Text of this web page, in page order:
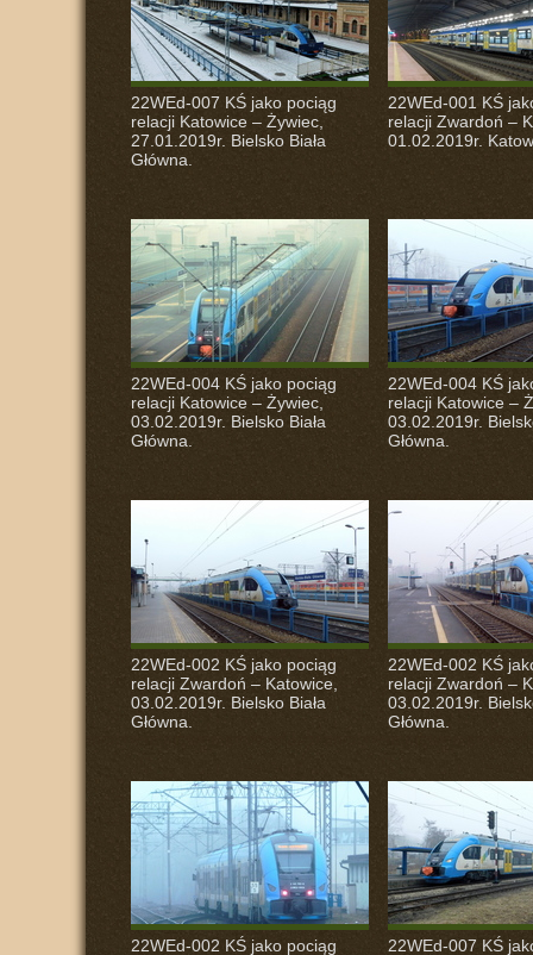
22WEd-007 KŚ jako pociąg
relacji Katowice – Żywiec,
27.01.2019r. Bielsko Biała
Główna.
22WEd-001 KŚ
relacji Zwardoń –
01.02.2019r.
22WEd-004 KŚ jako pociąg
relacji Katowice – Żywiec,
03.02.2019r. Bielsko Biała
Główna.
22WEd-004 KŚ
relacji Katowice –
03.02.2019r.
Główna.
22WEd-002 KŚ jako pociąg
relacji Zwardoń – Katowice,
03.02.2019r. Bielsko Biała
Główna.
22WEd-002 KŚ
relacji Zwardoń –
03.02.2019r.
Główna.
22WEd-002 KŚ jako pociąg 22WEd-007 KŚ